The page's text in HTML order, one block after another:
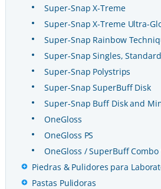
Super-Snap X-Treme
Super-Snap X-Treme Ultra-
Super-Snap Rainbow
Super-Snap Singles,
Super-Snap Polystrips
Super-Snap SuperBuff Disk
Super-Snap Buff Disk and
OneGloss
OneGloss PS
OneGloss / SuperBuff Combo
Piedras & Pulidores para
Pastas Pulidoras